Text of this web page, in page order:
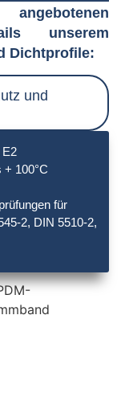
unserem
Dichtprofile:
und
E2
+ 100°C
für
2, DIN 5510-2,